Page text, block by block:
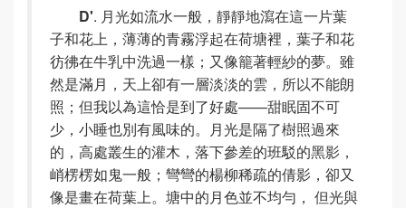
D'. 月光如流水一般，靜靜地瀉在這一片葉
子和花上，薄薄的青霧浮起在荷塘裡，葉子和花
彷彿在牛乳中洗過一樣；又像籠著輕紗的夢。雖
然是滿月，天上卻有一層淡淡的雲，所以不能朗
照；但我以為這恰是到了好處——甜眠固不可
少，小睡也別有風味的。月光是隔了樹照過來
的，高處叢生的灌木，落下參差的班駁的黑影，
峭楞楞如鬼一般；彎彎的楊柳稀疏的倩影，卻又
像是畫在荷葉上。塘中的月色並不均勻， 但光與